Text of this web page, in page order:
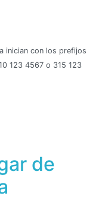
inician con los prefijos
123 4567 o 315 123
de